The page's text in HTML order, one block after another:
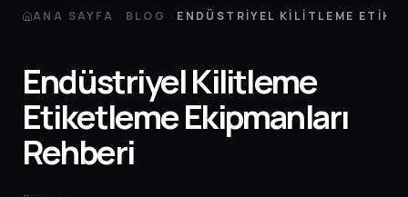
ANA SAYFA BLOG ENDÜSTRIYEL KILITLEME
Endüstriyel Kilitleme
Etiketleme Ekipmanları
Rehberi